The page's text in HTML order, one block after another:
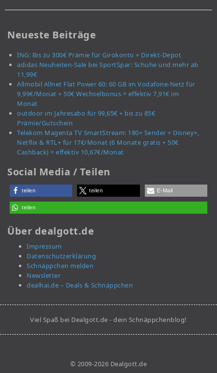
Neueste Beiträge
ING: Bis zu 300€ Prämie für Girokonto + Direkt-Depot
adidas Neuheiten-Sale bei SportSpar: Schuhe und mehr ab
11,99€
Allmobil Allnet Flat Power 60: 60 GB im Vodafone-Netz für
9,99€/Monat + 50€ Wechselbonus = effektiv 7,91€ im
Monat
outdoor im Jahresabo für 99,65€ + bis zu 85€
Prämie/Gutschein
Telekom Magenta TV SmartStream: 180+ Sender + Disney+,
Netflix & RTL+ für 17€/Monat (6 Monate gratis + 50€
Cashback) = effektiv 10,67€/Monat
Social Media / Teilen
teilen teilen E-Mail
teilen
Über dealgott.de
Impressum
Datenschutzerklärung
Schnäppchen melden
Newsletter
dealhai.de – Deals & Schnäppchen
Viel Spaß bei Dealgott.de - dein Schnäppchenblog!
© 2009-2026 Dealgott.de